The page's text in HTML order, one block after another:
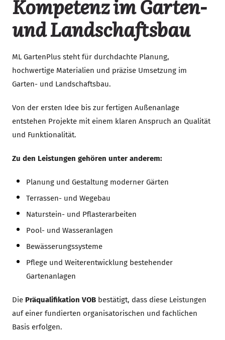
Kompetenz im Garten-
und Landschaftsbau
ML GartenPlus steht für durchdachte Planung,
hochwertige Materialien und präzise Umsetzung im
Garten- und Landschaftsbau.
Von der ersten Idee bis zur fertigen Außenanlage
entstehen Projekte mit einem klaren Anspruch an Qualität
und Funktionalität.
Zu den Leistungen gehören unter anderem:
Planung und Gestaltung moderner Gärten
Terrassen- und Wegebau
Naturstein- und Pflasterarbeiten
Pool- und Wasseranlagen
Bewässerungssysteme
Pflege und Weiterentwicklung bestehender
Gartenanlagen
Die Präqualifikation VOB bestätigt, dass diese Leistungen
auf einer fundierten organisatorischen und fachlichen
Basis erfolgen.